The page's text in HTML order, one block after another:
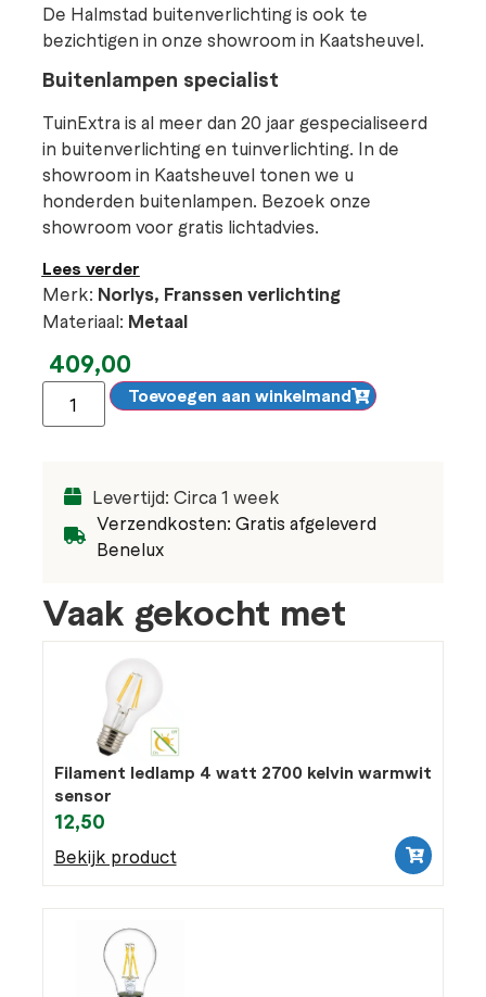
De Halmstad buitenverlichting is ook te
bezichtigen in onze showroom in Kaatsheuvel.
Buitenlampen specialist
TuinExtra is al meer dan 20 jaar gespecialiseerd
in buitenverlichting en tuinverlichting. In de
showroom in Kaatsheuvel tonen we u
honderden buitenlampen. Bezoek onze
showroom voor gratis lichtadvies.
Lees verder
Merk: Norlys, Franssen verlichting
Materiaal: Metaal
409,00
Toevoegen aan winkelmand
Levertijd: Circa 1 week
Verzendkosten: Gratis afgeleverd
Benelux
Vaak gekocht met
Filament ledlamp 4 watt 2700 kelvin warmwit
sensor
12,50
Bekijk product